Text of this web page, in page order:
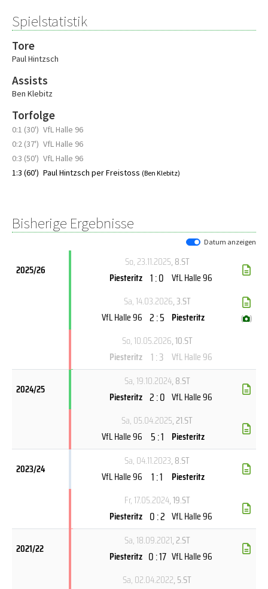
Spielstatistik
Tore
Paul Hintzsch
Assists
Ben Klebitz
Torfolge
0:1 (30') VfL Halle 96
0:2 (37') VfL Halle 96
0:3 (50') VfL Halle 96
1:3 (60') Paul Hintzsch per Freistoss (Ben Klebitz)
Bisherige Ergebnisse
Datum anzeigen
2025/26
So, 23.11.2025, 8.ST
Piesteritz 1 : 0 VfL Halle 96
Sa, 14.03.2026, 3.ST
VfL Halle 96 2 : 5 Piesteritz ( )
So, 10.05.2026, 10.ST
Piesteritz 1 : 3 VfL Halle 96
2024/25
Sa, 19.10.2024, 8.ST
Piesteritz 2 : 0 VfL Halle 96
Sa, 05.04.2025, 21.ST
VfL Halle 96
5 : 1 Piesteritz
2023/24
Sa, 04.11.2023, 8.ST
VfL Halle 96
1 : 1
Piesteritz
Fr, 17.05.2024, 19.ST
Piesteritz 0 : 2 VfL Halle 96
2021/22
Sa, 18.09.2021, 2.ST
Piesteritz 0 : 17 VfL Halle 96
Sa, 02.04.2022, 5.ST